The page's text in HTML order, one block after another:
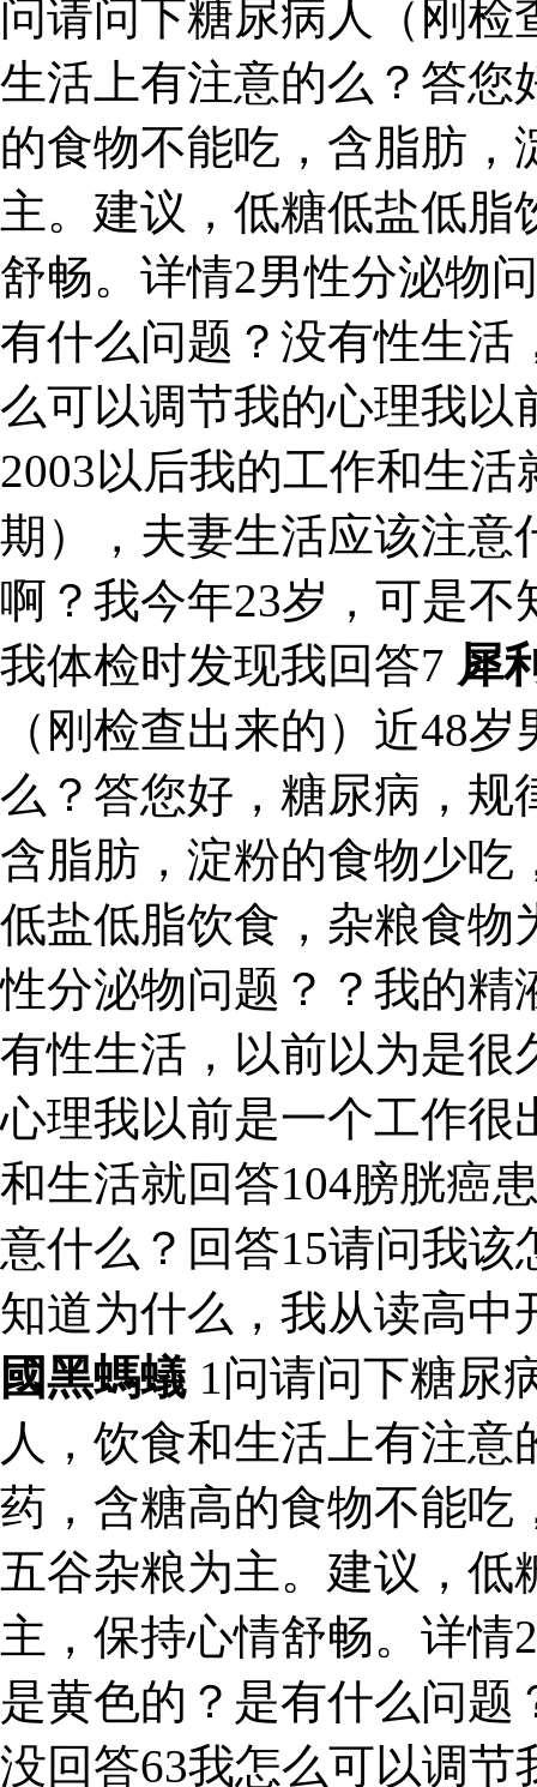
问请问下糖尿病人（刚检
生活上有注意的么？答您
的食物不能吃，含脂肪
主。建议，低糖低盐低
舒畅。详情2男性分泌物
有什么问题？没有性生活
么可以调节我的心理我以
2003以后我的工作和生
期），夫妻生活应该注意
啊？我今年23岁，可是
我体检时发现我回答7 犀
（刚检查出来的）近48
么？答您好，糖尿病，规
含脂肪，淀粉的食物少吃
低盐低脂饮食，杂粮食物
性分泌物问题？？我的精
有性生活，以前以为是很
心理我以前是一个工作很
和生活就回答104膀胱癌
意什么？回答15请问我
知道为什么，我从读高
國黑螞蟻 1问请问下糖尿
人，饮食和生活上有注
药，含糖高的食物不能吃
五谷杂粮为主。建议，
主，保持心情舒畅。详
是黄色的？是有什么问
没回答63我怎么可以调